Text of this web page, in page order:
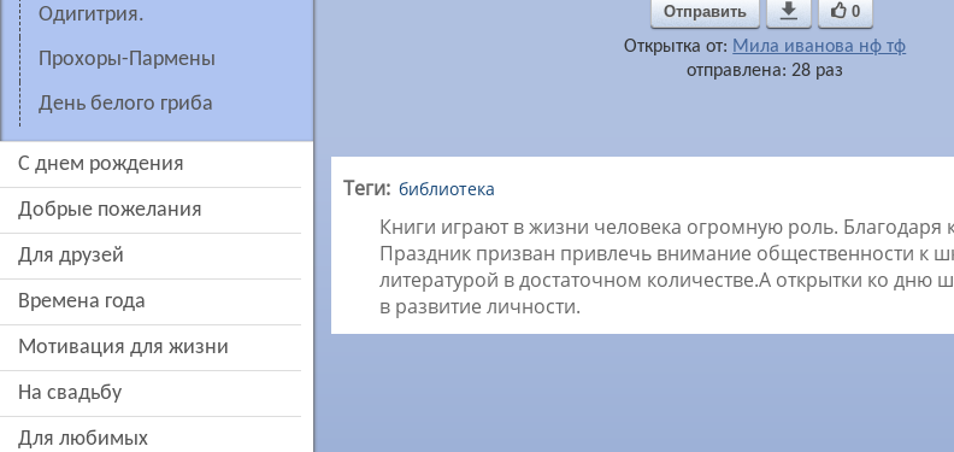
Одигитрия.
Прохоры-Пармены
День белого гриба
c днем рождения
добрые пожелания
для друзей
времена года
мотивация для жизни
на свадьбу
для любимых
Отправить  0
Открытка от: Мила иванова нф тф
отправлена: 28 раз
Теги: библиотека
Книги играют в жизни человека огромную роль.
Праздник призван привлечь внимание общественности
литературой в достаточном количестве.А открытки ко
в развитие личности.